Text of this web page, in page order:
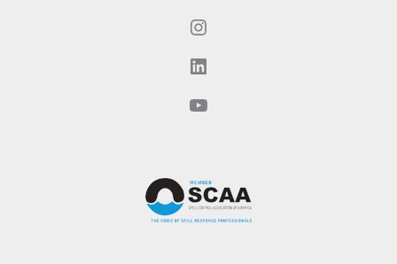
Instagram
LinkedIn
YouTube